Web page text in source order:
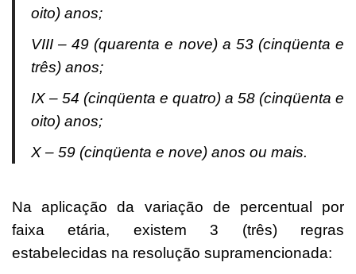
oito) anos;
VIII – 49 (quarenta e nove) a 53 (cinqüenta e
três) anos;
IX – 54 (cinqüenta e quatro) a 58 (cinqüenta e
oito) anos;
X – 59 (cinqüenta e nove) anos ou mais.
Na aplicação da variação de percentual por
faixa etária, existem 3 (três) regras
estabelecidas na resolução supramencionada: